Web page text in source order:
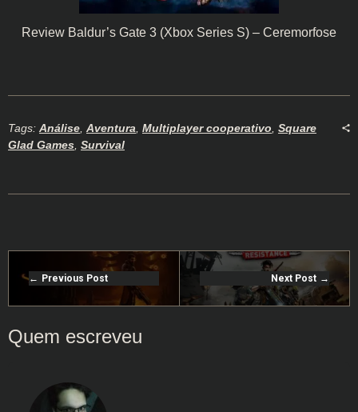
Review Baldur’s Gate 3 (Xbox Series S) – Ceremorfose
Tags: Análise, Aventura, Multiplayer cooperativo, Square
Glad Games, Survival
Previous Post Next Post